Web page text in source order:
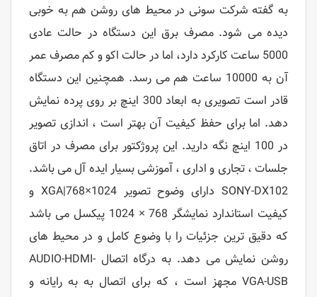
به گفته شرکت سونی در محیط های روشن هم به خوبی
دیده می شود. مصرف برق این دستگاه در حالت عادی
5000 ساعت کارکرد دارد، اما در حالت اکو و کم مصرف عمر
آن به 10000 ساعت هم می رسد. همچنین این دستگاه
قادر است تصویری به ابعاد 300 اینچ بر روی پرده نمایش
دهد. اما برای حفظ کیفیت آن بهتر است ، اندازی تصویر
در 100 اینچ نگه دارید. این پروژکتور برای مصرف در اتاق
جلسات ، تجاری و اداری ، آموزشی بسیار ایده آل می باشد.
SONY-DX102 دارای وضوح تصویر 1024×768|XGA و
کیفیت استاندارد نمایشگر 768 × 1024 پیکسل می باشد
که دقیق ترین جزئیات را با وضوع کامل و در محیط های
روشن نمایش می دهد. به درگاه اتصال AUDIO-HDMI-
VGA-USB مجهز است ، که برای اتصال به به رایانه و